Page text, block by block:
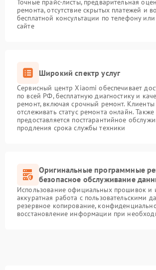
Точные прайс-листы, предварительная
ремонта, отсутствие скрытых платежей и
бесплатной консультации по телефону
сайте
Широкий спектр услуг
Сервисный центр Xiaomi обеспечивает
по всей РФ, бесплатную диагностику и
ремонт, включая срочный ремонт. Клиенты
отслеживать статус ремонта онлайн. Также
предоставляется постгарантийное
продления срока службы техники
Оригинальные программные
безопасное обслуживание
Использование официальных прошивок и
аккуратная работа с пользовательскими
резервное копирование,
восстановление информации при